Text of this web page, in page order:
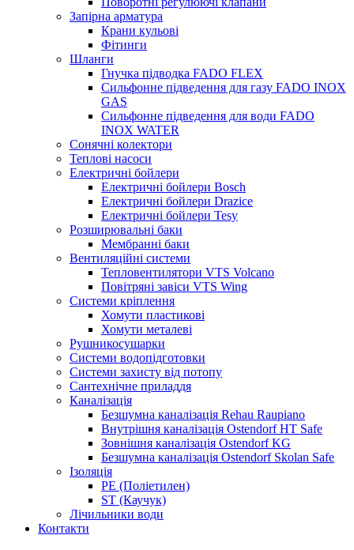
Запірна арматура
Крани кульові
Фітинги
Шланги
Гнучка підводка FADO FLEX
Сильфонне підведення для газу FADO INOX
GAS
Сильфонне підведення для води FADO
INOX WATER
Сонячні колектори
Теплові насоси
Електричні бойлери
Електричні бойлери Bosch
Електричні бойлери Drazice
Електричні бойлери Tesy
Розширювальні баки
Мембранні баки
Вентиляційні системи
Тепловентилятори VTS Volcano
Повітряні завіси VTS Wing
Системи кріплення
Хомути пластикові
Хомути металеві
Рушникосушарки
Системи водопідготовки
Системи захисту від потопу
Сантехнічне приладдя
Каналізація
Безшумна каналізація Rehau Raupiano
Внутрішня каналізація Ostendorf HT Safe
Зовнішня каналізація Ostendorf KG
Безшумна каналізація Ostendorf Skolan Safe
Ізоляція
PE (Поліетилен)
ST (Каучук)
Лічильники води
Контакти